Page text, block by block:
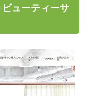
ューティーサ